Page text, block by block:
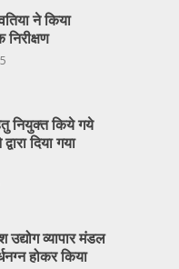
ने किया
नियुक्त किये गये
दिया गया
उद्योग व्यापार मंडल
होकर किया